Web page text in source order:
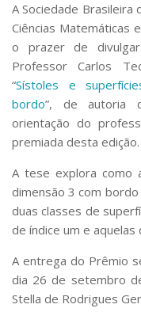
RH,
Outros serviços
Comunicação
Assessorias e Mídias
Aplicativos e Sites
Jornal da USP
Agenda de Eventos
Defesa de Teses
A Sociedade
Ciências Matemáticas
o prazer de
Professor Carlos
“Sístoles e
bordo”, de autoria
orientação do
premiada desta edição.
A tese explora como
dimensão 3 com
duas classes de
de índice um e
A entrega do Prêmio
dia 26 de setembro
Stella de Rodrigues